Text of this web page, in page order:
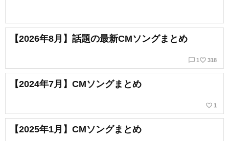
【2026年8月】話題の最新CMソングまとめ
chat_bubble_outline 1 favorite_border 318
【2024年7月】CMソングまとめ
favorite_border 1
【2025年1月】CMソングまとめ